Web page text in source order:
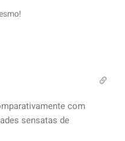
com
sensatas de